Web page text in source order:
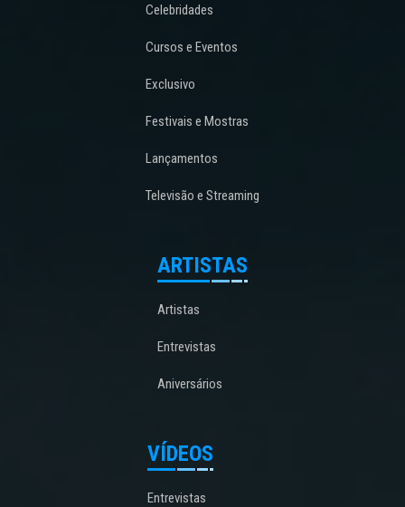
Celebridades
Cursos e Eventos
Exclusivo
Festivais e Mostras
Lançamentos
Televisão e Streaming
ARTISTAS
Artistas
Entrevistas
Aniversários
VÍDEOS
Entrevistas